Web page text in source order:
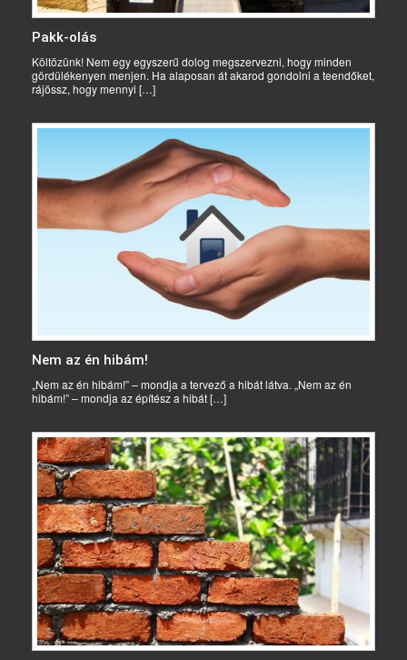
Pakk-olás
Költözünk! Nem egy egyszerű dolog megszervezni, hogy minden
gördülékenyen menjen. Ha alaposan át akarod gondolni a teendőket,
rájössz, hogy mennyi […]
Nem az én hibám!
„Nem az én hibám!” – mondja a tervező a hibát látva. „Nem az én
hibám!” – mondja az építész a hibát […]